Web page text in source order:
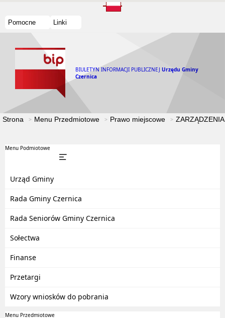
Pomocne Linki
BIULETYN INFORMACJI PUBLICZNEJ Urzędu Gminy
Czernica
Strona Menu Przedmiotowe Prawo miejscowe
Menu Podmiotowe
Urząd Gminy
Rada Gminy Czernica
Rada Seniorów Gminy Czernica
Sołectwa
Finanse
Przetargi
Wzory wniosków do pobrania
Menu Przedmiotowe